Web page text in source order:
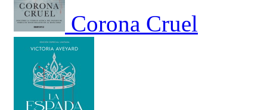
Corona Cruel